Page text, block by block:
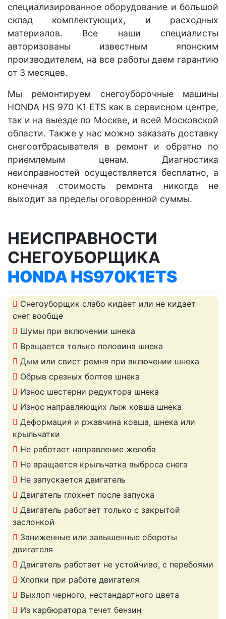
специализированное оборудование и большой
склад комплектующих, и расходных
материалов. Все наши специалисты
авторизованы известным японским
производителем, на все работы даем гарантию
от 3 месяцев.
Мы ремонтируем снегоуборочные машины
HONDA HS 970 K1 ETS как в сервисном центре,
так и на выезде по Москве, и всей Московской
области. Также у нас можно заказать доставку
снегоотбрасывателя в ремонт и обратно по
приемлемым ценам. Диагностика
неисправностей осуществляется бесплатно, а
конечная стоимость ремонта никогда не
выходит за пределы оговоренной суммы.
НЕИСПРАВНОСТИ
СНЕГОУБОРЩИКА
HONDA HS970K1ETS
Снегоуборщик слабо кидает или не кидает
снег вообще
Шумы при включении шнека
Вращается только половина шнека
Дым или свист ремня при включении шнека
Обрыв срезных болтов шнека
Износ шестерни редуктора шнека
Износ направляющих лыж ковша шнека
Деформация и ржавчина ковша, шнека или
крыльчатки
Не работает направление желоба
Не вращается крыльчатка выброса снега
Не запускается двигатель
Двигатель глохнет после запуска
Двигатель работает только с закрытой
заслонкой
Заниженные или завышенные обороты
двигателя
Двигатель работает не устойчиво, с перебоями
Хлопки при работе двигателя
Выхлоп черного, нестандартного цвета
Из карбюратора течет бензин